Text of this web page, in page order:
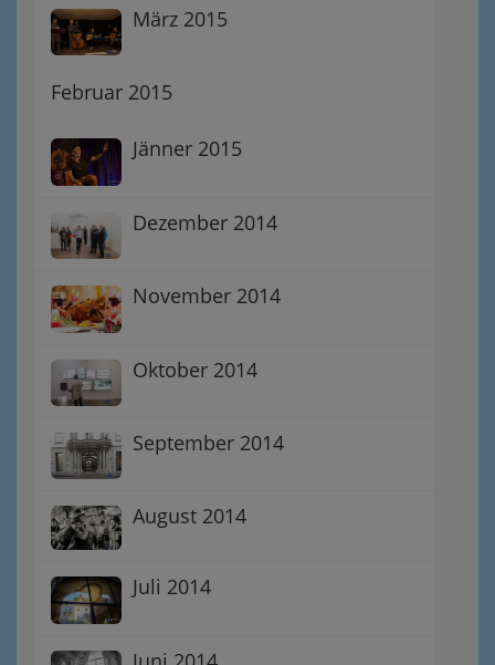
März 2015
Februar 2015
Jänner 2015
Dezember 2014
November 2014
Oktober 2014
September 2014
August 2014
Juli 2014